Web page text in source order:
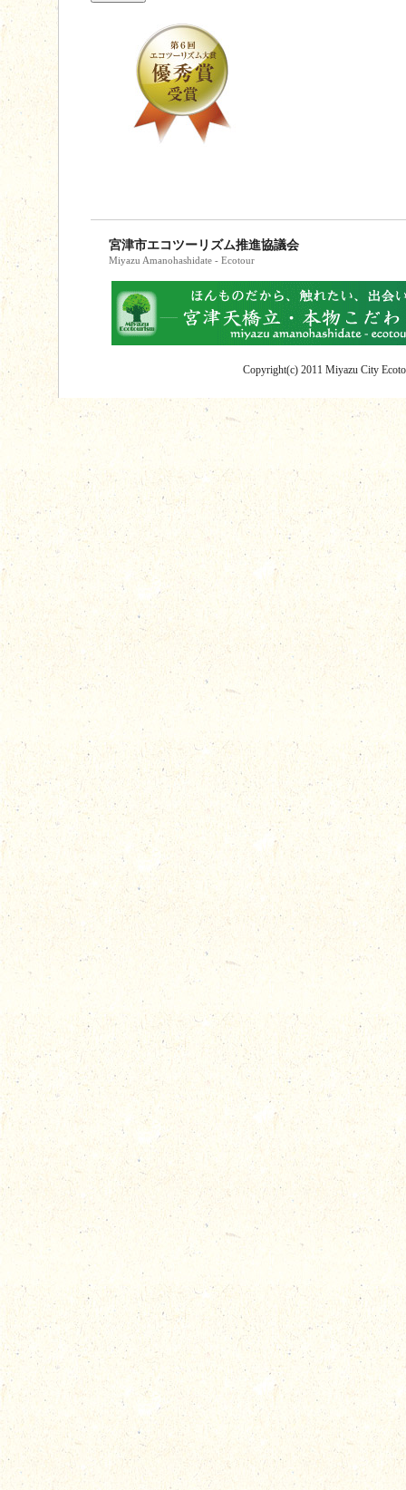
宮津市エコツーリズム推進協議会
Miyazu Amanohashidate - Ecotour
Copyright(c) 2011 Miyazu City